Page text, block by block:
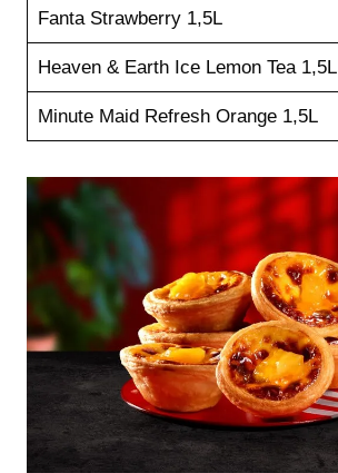
Fanta Strawberry 1,5L
Heaven & Earth Ice Lemon Tea 1,5L
Minute Maid Refresh Orange 1,5L